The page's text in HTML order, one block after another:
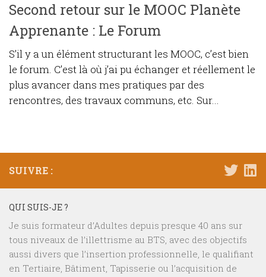
Second retour sur le MOOC Planète
Apprenante : Le Forum
S’il y a un élément structurant les MOOC, c’est bien
le forum. C’est là où j’ai pu échanger et réellement le
plus avancer dans mes pratiques par des
rencontres, des travaux communs, etc. Sur...
SUIVRE :
QUI SUIS-JE ?
Je suis formateur d’Adultes depuis presque 40 ans sur
tous niveaux de l’illettrisme au BTS, avec des objectifs
aussi divers que l’insertion professionnelle, le qualifiant
en Tertiaire, Bâtiment, Tapisserie ou l’acquisition de